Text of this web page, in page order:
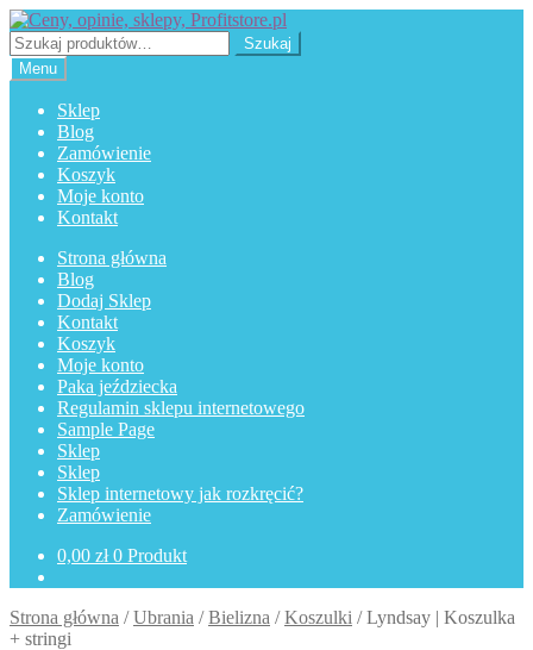
Przejdź
do
nawigacji
Przejdź
do
treści
Szukaj:
Szukaj
Menu
Sklep
Blog
Zamówienie
Koszyk
Moje konto
Kontakt
Strona główna
Blog
Dodaj Sklep
Kontakt
Koszyk
Moje konto
Paka jeździecka
Regulamin sklepu internetowego
Sample Page
Sklep
Sklep
Sklep internetowy jak rozkręcić?
Zamówienie
0,00 zł 0 Produkt
Strona główna /Ubrania /Bielizna /Koszulki /Lyndsay | Koszulka
+ stringi